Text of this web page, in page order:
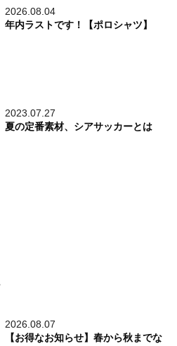
2026.08.04
年内ラストです！【ポロシャツ】
2023.07.27
夏の定番素材、シアサッカーとは
2026.08.07
【お得なお知らせ】春から秋までな